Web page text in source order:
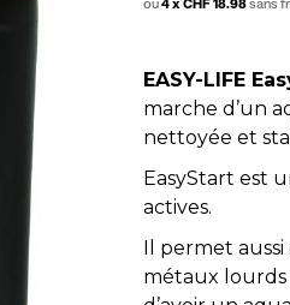
ou4 x CHF 18.98sans
EASY-LIFE
marche d’un
nettoyée et
EasyStart est
actives.
Il permet
métaux lourds